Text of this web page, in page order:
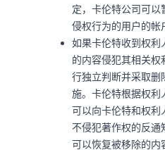
定，卡伦特公司可
侵权行为的用户的帐
如果卡伦特收到权利
的内容侵犯其相关
行独立判断并采取删
施。卡伦特根据权利
可以向卡伦特和权利
不侵犯著作权的反通
可以恢复被移除的内